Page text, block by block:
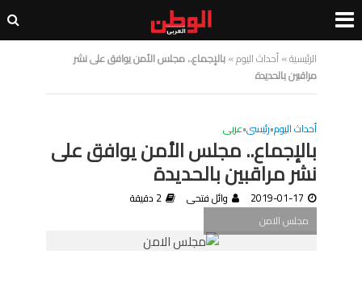
الرئيسية»أحداث اليوم»بالإجماع.. مجلس الأمن يوافق على نشر
مراقبين بالحديدة
أحداث اليوم•رئيسى•عربى
بالإجماع.. مجلس الأمن يوافق على
نشر مراقبين بالحديدة
2019-01-17 وائل فتحى
2 دقيقة
مجلس الامن